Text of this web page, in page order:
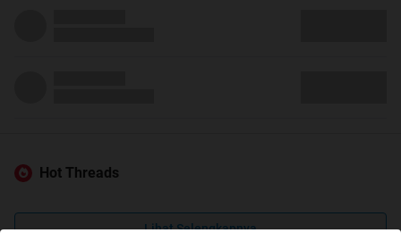
Hot Threads
Lihat Selengkapnya